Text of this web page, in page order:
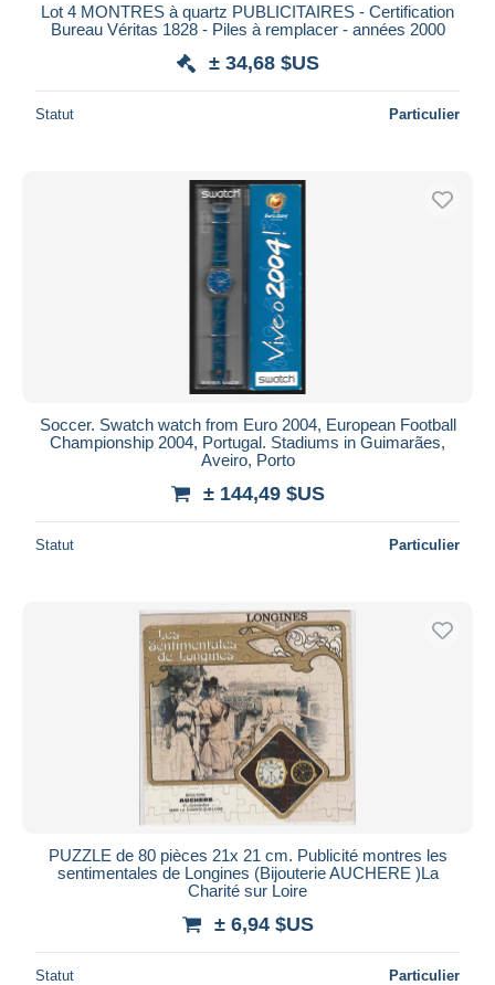
Lot 4 MONTRES à quartz PUBLICITAIRES - Certification
Bureau Véritas 1828 - Piles à remplacer - années 2000
± 34,68 $US
Statut Particulier
Soccer. Swatch watch from Euro 2004, European Football
Championship 2004, Portugal. Stadiums in Guimarães,
Aveiro, Porto
± 144,49 $US
Statut Particulier
PUZZLE de 80 pièces 21x 21 cm. Publicité montres les
sentimentales de Longines (Bijouterie AUCHERE )La
Charité sur Loire
± 6,94 $US
Statut Particulier